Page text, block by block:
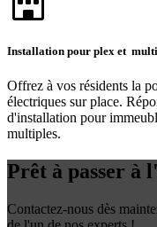
Installation pour plex et
Offrez à vos résidents la
électriques sur place.
d'installation pour
multiples.
Prêt à passer à
Contactez-nous dès